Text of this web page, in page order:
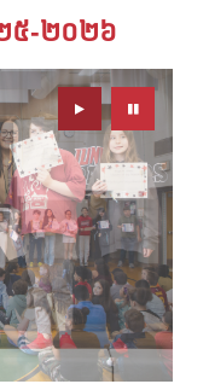
២៥-២០២៦
Play Pause